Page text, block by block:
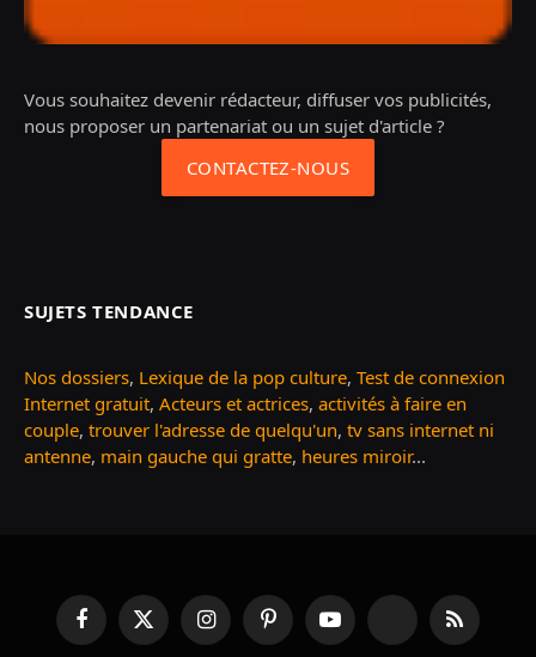
Vous souhaitez devenir rédacteur, diffuser vos publicités,
nous proposer un partenariat ou un sujet d'article ?
CONTACTEZ-NOUS
SUJETS TENDANCE
Nos dossiers, Lexique de la pop culture, Test de connexion
Internet gratuit, Acteurs et actrices, activités à faire en
couple, trouver l'adresse de quelqu'un, tv sans internet ni
antenne, main gauche qui gratte, heures miroir...
FacebookX
(Twitter)
InstagramPinterestYouTube TikTok RSS